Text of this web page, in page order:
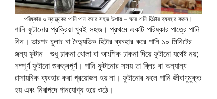
পরিষ্কার ও স্বাস্থ্যকর পানি পান করার সহজ উপায় – ঘরে পানি ফিল্টার ব্যবহার করুন।
পানি ফুটানোর প্রক্রিয়া খুবই সহজ। প্রথমে একটি পরিষ্কার পাত্রে পানি
নিন। তারপর চুলার বা বৈদ্যুতিক হিটার ব্যবহার করে পানি ১০ মিনিটের
জন্য ফুটান। শুধু ঢাকনা খোলা বা আংশিক ঢাকনা দিয়ে ফুটানো যথেষ্ট নয়;
সম্পূর্ণ ফুটানো গুরুত্বপূর্ণ। পানি ফুটানোর সময় তা ব্লিচ বা অন্যান্য
রাসায়নিক ব্যবহার করা প্রয়োজন হয় না। ফুটানোর ফলে পানি জীবাণুমুক্ত
হয় এবং নিরাপদে পানযোগ্য হয়ে ওঠে।